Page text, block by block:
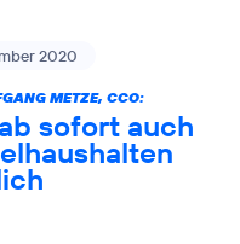
2020
METZE, CCO:
sofort auch